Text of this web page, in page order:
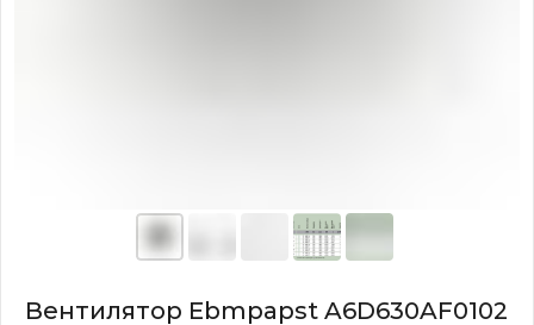
Вентилятор Ebmpapst A6D630AF0102